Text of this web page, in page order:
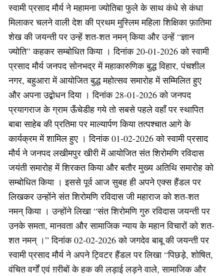
स्वामी प्रसाद मौर्य ने महामना ज्योतिबा फुले के साथ कंधे से कंधा
मिलाकर चलने वाली देश की प्रथम मुस्लिम महिला शिक्षिका फ़ातिमा
शेख की जयन्ती पर उन्हें शत-शत नमन् किया और उन्हें “ज्ञान
ज्योति” कहकर सम्बोधित किया । दिनांक 20-01-2026 को स्वामी
प्रसाद मौर्य जनपद सोनभद्र में महाकारुणिक बुद्ध विहार, पंचशील
नगर, बहुआरा में आयोजित बुद्ध महोत्सव समारोह में सम्मिलित हुए
और अपना उद्बोधन दिया । दिनांक 28-01-2026 को जनपद
प्रयागराज के ग्राम ऊँचेडीह गये तो सबसे पहले वहाँ पर स्थापित
बाबा साहेब की प्रतिमा पर माल्यार्पण किया तत्पश्चात आगे के
कार्यक्रम में शामिल हुए । दिनांक 01-02-2026 को स्वामी प्रसाद
मौर्य ने जनपद लखीमपुर खीरी में आयोजित संत शिरोमणि रविदास
जयंती समारोह में शिरकत किया और बतौर मुख्य अतिथि समारोह को
सम्बोधित किया । इससे पूर्व आज सुबह ही अपने एक्स हैंडल पर
लिखकर उन्होंने संत शिरोमणि रविदास जी महाराज को शत-शत
नमन् किया । उन्होंने लिखा “संत शिरोमणि गुरु रविदास जयन्ती पर
उनके समता, मानवता और सामाजिक न्याय के महान विचारों को शत-
शत नमन् ।” दिनांक 02-02-2026 को जगदेव बाबू की जयन्ती पर
स्वामी प्रसाद मौर्य ने अपने ट्विटर हैंडल पर लिखा “पिछड़े, शोषित,
वंचित वर्गों एवं ग़रीबों के हक की लड़ाई लड़ने वाले, सामाजिक और